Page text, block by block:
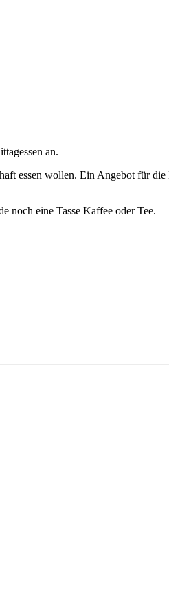
an.
essen wollen. Ein Angebot für
noch eine Tasse Kaffee oder Tee.